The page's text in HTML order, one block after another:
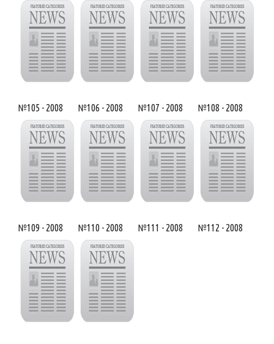
№105 - 2008 №106 - 2008 №107 - 2008 №108 - 2008
№109 - 2008 №110 - 2008 №111 - 2008 №112 - 2008